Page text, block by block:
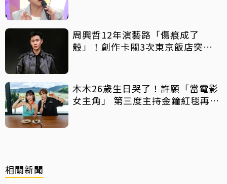
周興哲12年演藝路「傷痕成了
殼」！創作卡關3次東京飯店突找
木木26歲生日哭了！許願「當電影
女主角」 第三度主持金鐘紅毯再喊
相關新聞